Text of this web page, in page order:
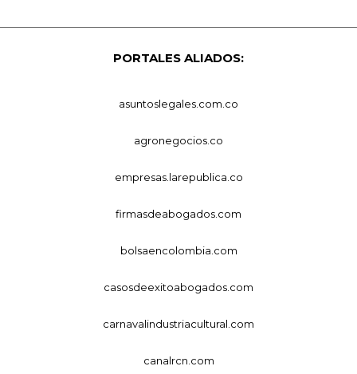
PORTALES ALIADOS:
asuntoslegales.com.co
agronegocios.co
empresas.larepublica.co
firmasdeabogados.com
bolsaencolombia.com
casosdeexitoabogados.com
carnavalindustriacultural.com
canalrcn.com